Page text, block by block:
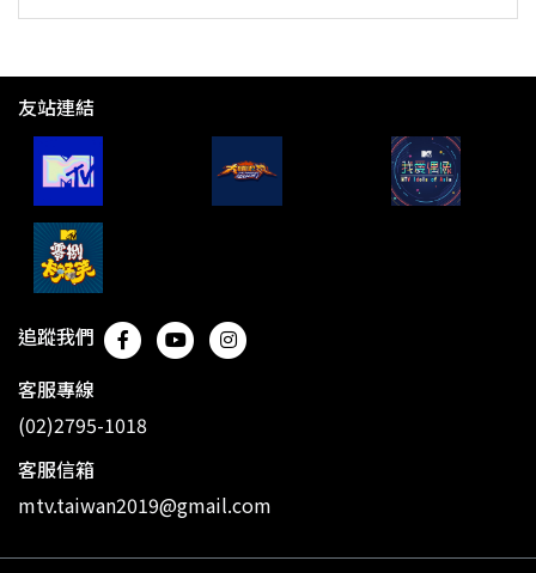
友站連結
追蹤我們
客服專線
(02)2795-1018
客服信箱
mtv.taiwan2019@gmail.com